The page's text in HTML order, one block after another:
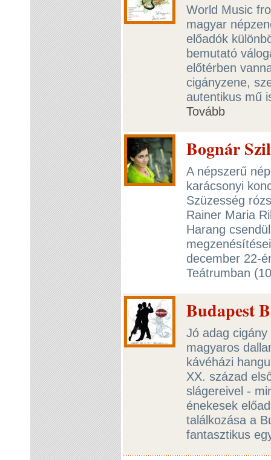
World Music
magyar
előadók
bemutató
előtérben
cigányzene,
autentikus mű
Tovább
Bognár
A népszerű
karácsonyi
Szüzesség
Rainer Maria
Harang
december 22-
Teátrumban
Budapest
Jó adag
magyaros
kávéházi
XX. század
slágereivel -
énekesek
találkozása a
fantasztikus